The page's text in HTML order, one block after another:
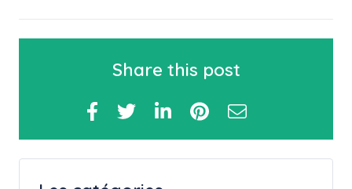
Share this post